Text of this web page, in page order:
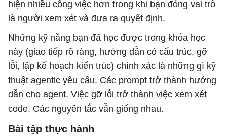
hiện nhiều công việc hơn trong khi bạn đóng vai trò
là người xem xét và đưa ra quyết định.
Những kỹ năng bạn đã học được trong khóa học
này (giao tiếp rõ ràng, hướng dẫn có cấu trúc, gỡ
lỗi, lập kế hoạch kiến ​​trúc) chính xác là những gì kỹ
thuật agentic yêu cầu. Các prompt trở thành hướng
dẫn cho agent. Việc gỡ lỗi trở thành việc xem xét
code. Các nguyên tắc vẫn giống nhau.
Bài tập thực hành